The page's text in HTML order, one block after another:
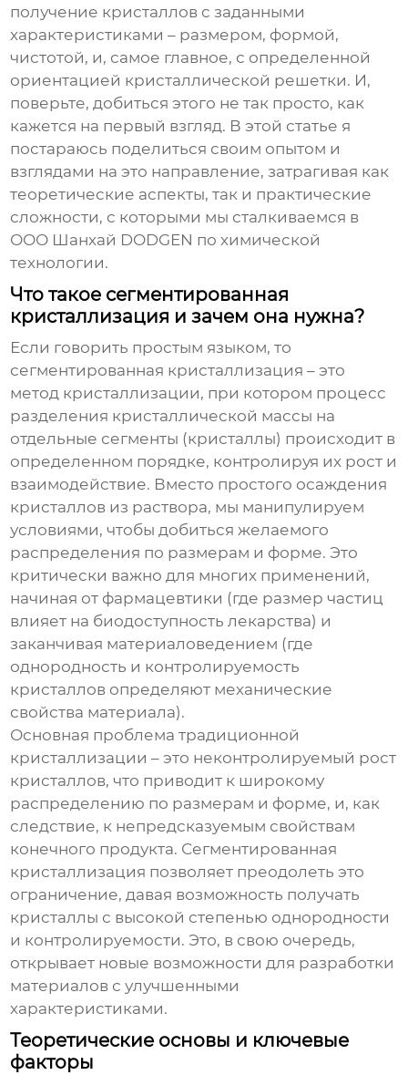
получение кристаллов с заданными
характеристиками – размером, формой,
чистотой, и, самое главное, с определенной
ориентацией кристаллической решетки. И,
поверьте, добиться этого не так просто, как
кажется на первый взгляд. В этой статье я
постараюсь поделиться своим опытом и
взглядами на это направление, затрагивая как
теоретические аспекты, так и практические
сложности, с которыми мы сталкиваемся в
ООО Шанхай DODGEN по химической
технологии.
Что такое сегментированная
кристаллизация и зачем она нужна?
Если говорить простым языком, то
сегментированная кристаллизация – это
метод кристаллизации, при котором процесс
разделения кристаллической массы на
отдельные сегменты (кристаллы) происходит в
определенном порядке, контролируя их рост и
взаимодействие. Вместо простого осаждения
кристаллов из раствора, мы манипулируем
условиями, чтобы добиться желаемого
распределения по размерам и форме. Это
критически важно для многих применений,
начиная от фармацевтики (где размер частиц
влияет на биодоступность лекарства) и
заканчивая материаловедением (где
однородность и контролируемость
кристаллов определяют механические
свойства материала).
Основная проблема традиционной
кристаллизации – это неконтролируемый рост
кристаллов, что приводит к широкому
распределению по размерам и форме, и, как
следствие, к непредсказуемым свойствам
конечного продукта. Сегментированная
кристаллизация позволяет преодолеть это
ограничение, давая возможность получать
кристаллы с высокой степенью однородности
и контролируемости. Это, в свою очередь,
открывает новые возможности для разработки
материалов с улучшенными
характеристиками.
Теоретические основы и ключевые
факторы